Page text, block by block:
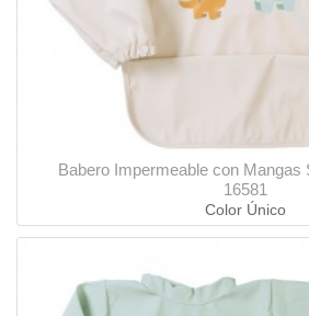
Babero Impermeable con Mangas
16581
Color Único